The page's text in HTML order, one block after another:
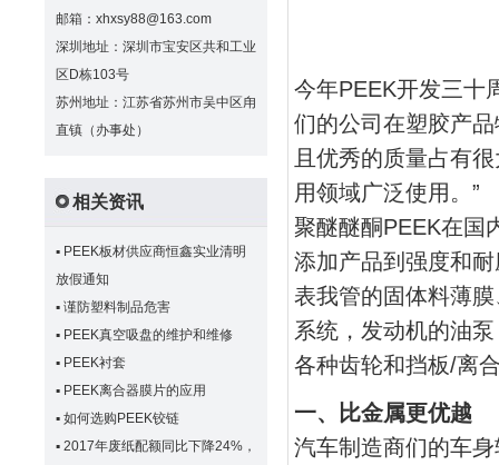
邮箱：xhxsy88@163.com
深圳地址：深圳市宝安区共和工业
区D栋103号
苏州地址：江苏省苏州市吴中区甪
直镇（办事处）
相关资讯
▪ PEEK板材供应商恒鑫实业清明
放假通知
▪ 谨防塑料制品危害
▪ PEEK真空吸盘的维护和维修
▪ PEEK衬套
▪ PEEK离合器膜片的应用
▪ 如何选购PEEK铰链
▪ 2017年废纸配额同比下降24%，
今年PEEK开发三十
们的公司在塑胶产
且优秀的质量占有
用领域广泛使用。”
聚醚醚酮PEEK在国
添加产品到强度和
表我管的固体料薄
系统，发动机的油
各种齿轮和挡板/离
一、比金属更优越
汽车制造商们的车